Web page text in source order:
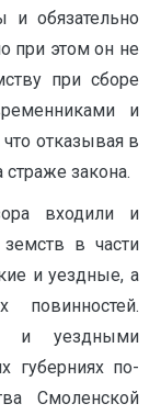
обязательно
при этом он не
при сборе
и
отказывая в
закона.
входили и
в части
и уездные, а
повинностей.
и уездными
губерниях по-
Смоленской